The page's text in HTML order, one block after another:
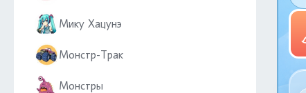
Мику Хацунэ
Монстр-Трак
Монстры